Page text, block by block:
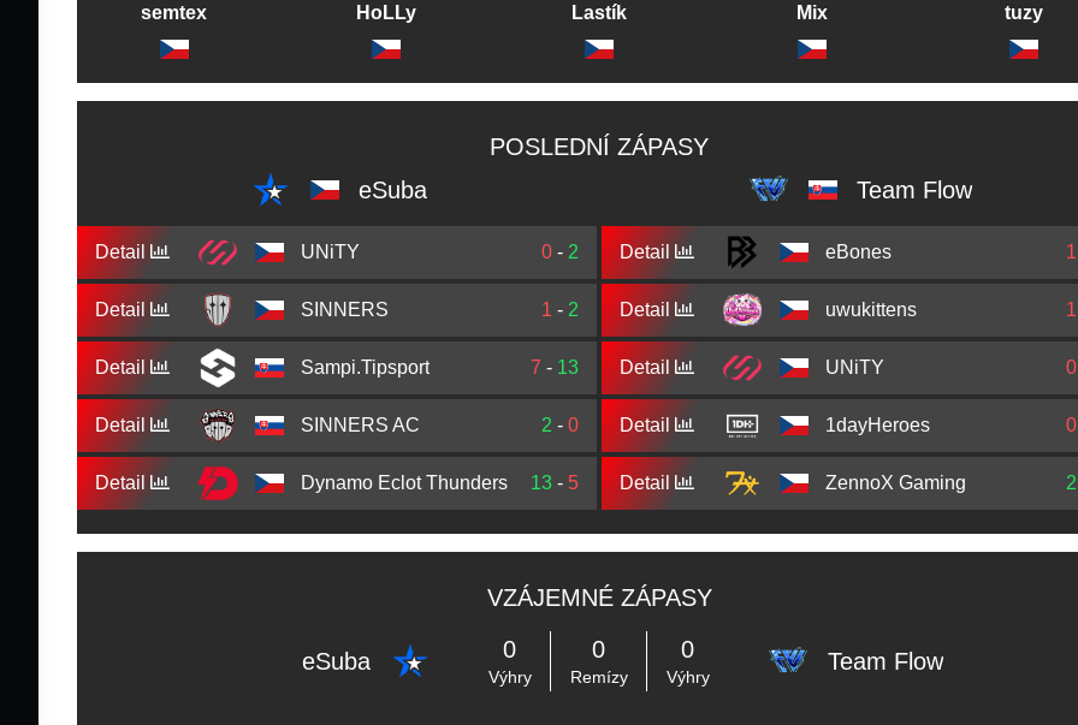
semtex
HoLLy
Lastík
Mix
tuzy
POSLEDNÍ ZÁPASY
eSuba
Team Flow
Detail UNiTY 0 - 2
Detail SINNERS 1 - 2
Detail Sampi.Tipsport 7 - 13
Detail SINNERS AC 2 - 0
Detail Dynamo Eclot Thunders 13 - 5
Detail eBones 1
Detail uwukittens 1
Detail UNiTY 0
Detail 1dayHeroes 0
Detail ZennoX Gaming 2
VZÁJEMNÉ ZÁPASY
eSuba 0
Výhry
0
Remízy
0
Výhry
Team Flow